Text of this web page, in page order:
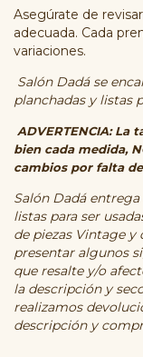
Asegúrate de
adecuada. Cada
variaciones.
Salón Dadá se
planchadas y listas
ADVERTENCIA: La
bien cada medida,
cambios por falta
Salón Dadá
listas para ser
de piezas Vintage y
presentar algunos
que resalte y/o
la descripción y
realizamos
descripción y